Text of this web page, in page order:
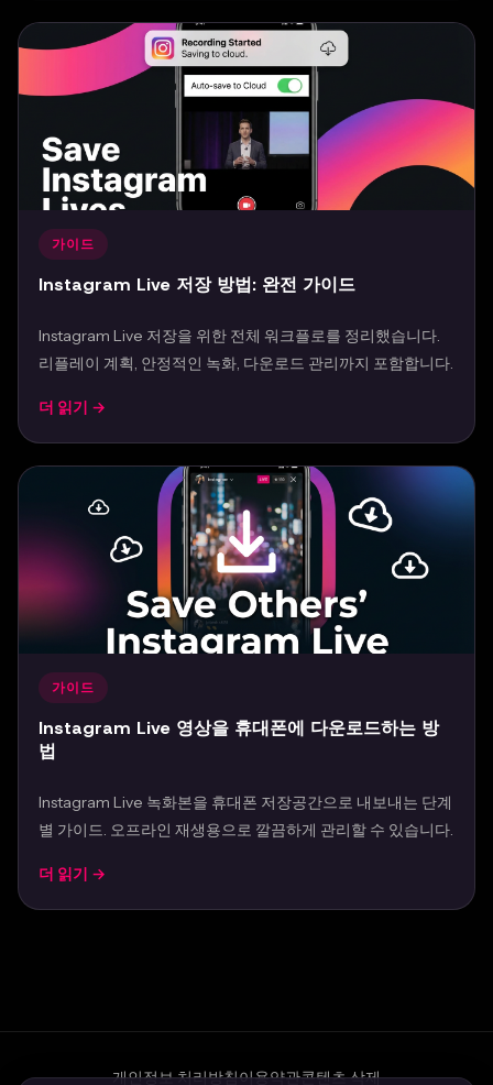
가이드
Instagram Live 저장 방법: 완전 가이드
Instagram Live 저장을 위한 전체 워크플로를 정리했습니다.
리플레이 계획, 안정적인 녹화, 다운로드 관리까지 포함합니다.
Mar 23, 2026
더 읽기 →
가이드
Instagram Live 영상을 휴대폰에 다운로드하는 방
법
Instagram Live 녹화본을 휴대폰 저장공간으로 내보내는 단계
별 가이드. 오프라인 재생용으로 깔끔하게 관리할 수 있습니다.
Mar 22, 2026
더 읽기 →
개인정보 처리방침이용약관콘텐츠 삭제